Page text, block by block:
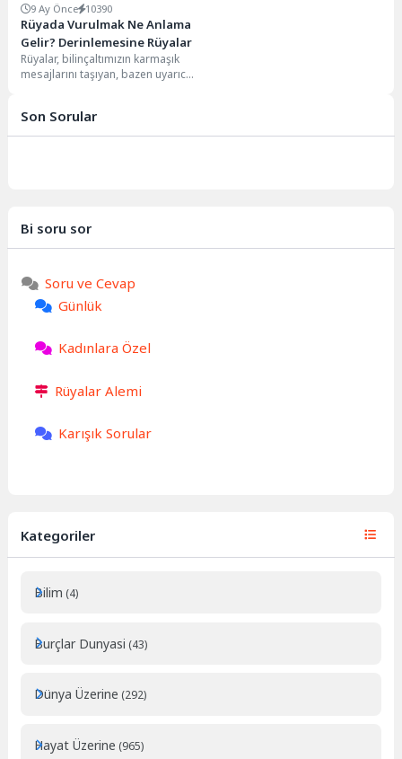
9 Ay Önce 10390
Rüyada Vurulmak Ne Anlama
Gelir? Derinlemesine Rüyalar
Rüyalar, bilinçaltımızın karmaşık
mesajlarını taşıyan, bazen uyarıcı,
Son Sorular
Bi soru sor
Soru ve Cevap
Günlük
Kadınlara Özel
Rüyalar Alemi
Karışık Sorular
Kategoriler
Bilim (4)
Burçlar Dunyasi (43)
Dünya Üzerine (292)
Hayat Üzerine (965)